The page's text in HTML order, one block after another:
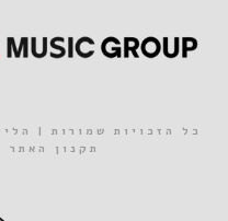
כל הזכויות שמורות |
תקנון האתר